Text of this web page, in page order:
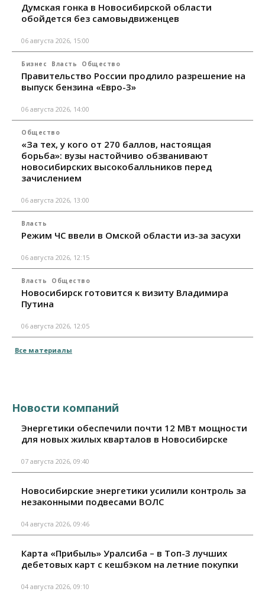
Думская гонка в Новосибирской области
обойдется без самовыдвиженцев
06 августа 2026, 15:00
Бизнес Власть Общество
Правительство России продлило разрешение на
выпуск бензина «Евро-3»
06 августа 2026, 14:00
Общество
«За тех, у кого от 270 баллов, настоящая
борьба»: вузы настойчиво обзванивают
новосибирских высокобалльников перед
зачислением
06 августа 2026, 13:00
Власть
Режим ЧС ввели в Омской области из-за засухи
06 августа 2026, 12:15
Власть Общество
Новосибирск готовится к визиту Владимира
Путина
06 августа 2026, 12:05
Все материалы
Новости компаний
Энергетики обеспечили почти 12 МВт мощности
для новых жилых кварталов в Новосибирске
07 августа 2026, 09:40
Новосибирские энергетики усилили контроль за
незаконными подвесами ВОЛС
04 августа 2026, 09:46
Карта «Прибыль» Уралсиба – в Топ-3 лучших
дебетовых карт с кешбэком на летние покупки
04 августа 2026, 09:10